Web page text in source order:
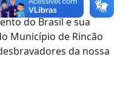
era usado em
do Brasil e sua
Município de Rincão
da nossa